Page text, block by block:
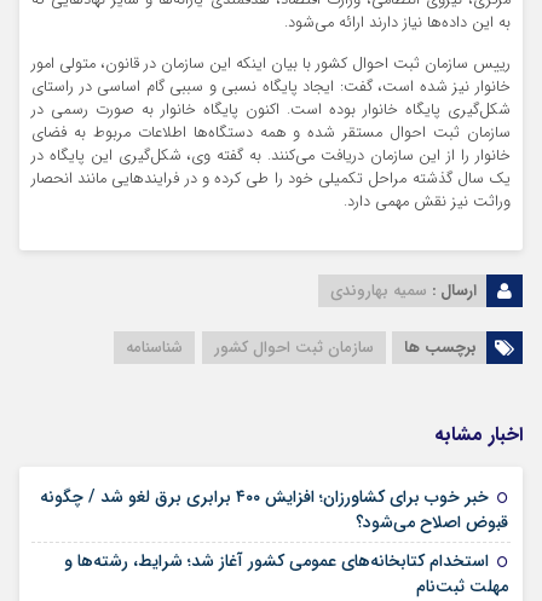
به این داده‌ها نیاز دارند ارائه می‌شود.
رییس سازمان ثبت احوال کشور با بیان اینکه این سازمان در قانون، متولی امور
خانوار نیز شده است، گفت: ایجاد پایگاه نسبی و سببی گام اساسی در راستای
شکل‌گیری پایگاه خانوار بوده است. اکنون پایگاه خانوار به صورت رسمی در
سازمان ثبت احوال مستقر شده و همه دستگاه‌ها اطلاعات مربوط به فضای
خانوار را از این سازمان دریافت می‌کنند. به گفته وی، شکل‌گیری این پایگاه در
یک سال گذشته مراحل تکمیلی خود را طی کرده و در فرایندهایی مانند انحصار
وراثت نیز نقش مهمی دارد.
ارسال : سمیه بهاروندی
برچسب ها سازمان ثبت احوال کشور شناسنامه
اخبار مشابه
خبر خوب برای کشاورزان؛ افزایش ۴۰۰ برابری برق لغو شد / چگونه
قبوض اصلاح می‌شود؟
استخدام کتابخانه‌های عمومی کشور آغاز شد؛ شرایط، رشته‌ها و
مهلت ثبت‌نام